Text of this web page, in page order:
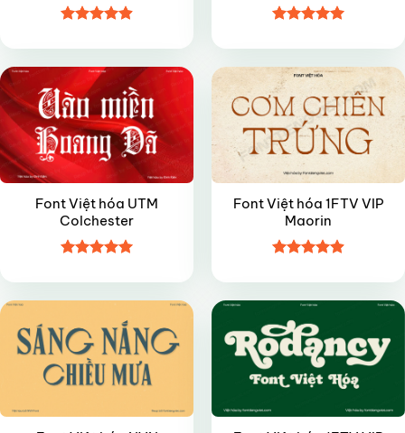
hạng4.95
sao
hạng4.95
5 sao
Font Việt hóa UTM
Colchester
hạng4.95
5 sao
Font Việt hóa 1FTV VIP
Maorin
hạng4.95
sao